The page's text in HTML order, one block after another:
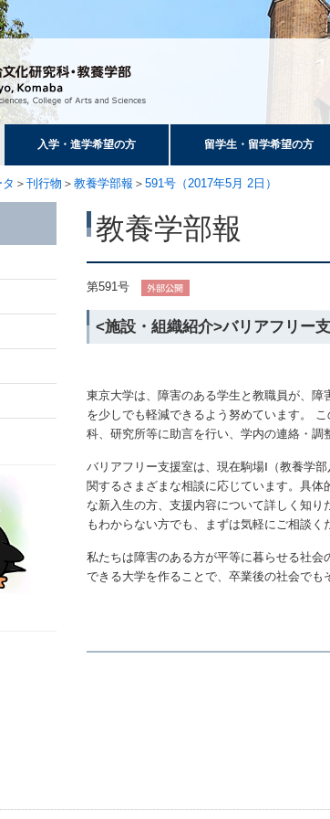
入学・進学希望の方 留学生・留学希望の方
＞ 刊行物 ＞ 教養学部報 ＞ 591号（2017年5月 2日）
教養学部報
第591号
<施設・組織紹介>バリアフリー
東京大学は、障害のある学生と教職員が、
を少しでも軽減できるよう努めています。
科、研究所等に助言を行い、学内の連絡・調
バリアフリー支援室は、現在駒場Ⅰ（教養学
関するさまざまな相談に応じています。具
な新入生の方、支援内容について詳しく知
もわからない方でも、まずは気軽にご相談
私たちは障害のある方が平等に暮らせる社
できる大学を作ることで、卒業後の社会でも